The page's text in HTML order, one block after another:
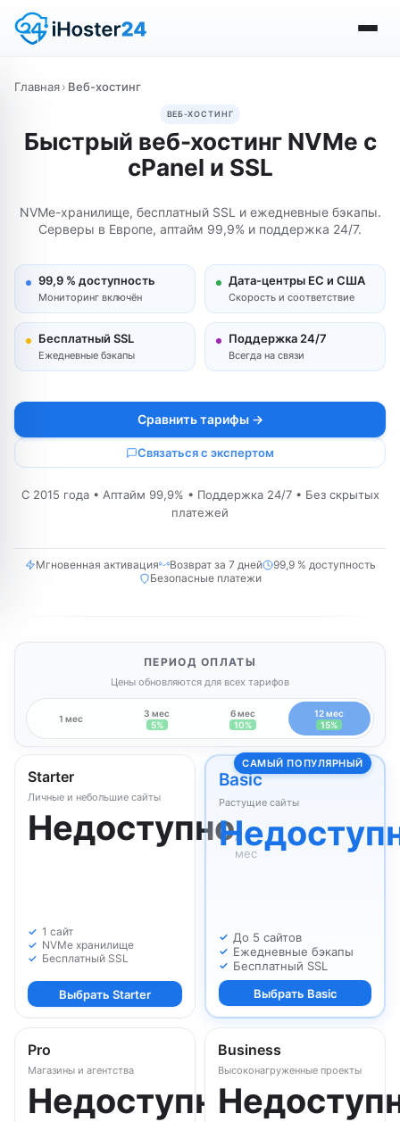
Главная› Веб-хостинг
ВЕБ-ХОСТИНГ
Быстрый веб-хостинг NVMe с
cPanel и SSL
NVMe-хранилище, бесплатный SSL и ежедневные бэкапы.
Серверы в Европе, аптайм 99,9% и поддержка 24/7.
99,9 % доступность
Мониторинг включён
Дата-центры ЕС и США
Скорость и соответствие
Бесплатный SSL
Ежедневные бэкапы
Поддержка 24/7
Всегда на связи
Сравнить тарифы →
Связаться с экспертом
С 2015 года • Аптайм 99,9% • Поддержка 24/7 • Без скрытых
платежей
Мгновенная активация Возврат за 7 дней
99,9 % доступность
Безопасные платежи
ПЕРИОД ОПЛАТЫ
Цены обновляются для всех тарифов
1 мес
3 мес
5%
6 мес
10%
12 мес
15%
Starter
Личные и небольшие сайты
Недоступно/
мес
1 сайт
NVMe хранилище
Бесплатный SSL
Выбрать Starter
САМЫЙ ПОПУЛЯРНЫЙ
Basic
Растущие сайты
До 5 сайтов
Ежедневные бэкапы
Бесплатный SSL
Выбрать Basic
Pro
Магазины и агентства
Недоступно
Business
Высоконагруженные проекты